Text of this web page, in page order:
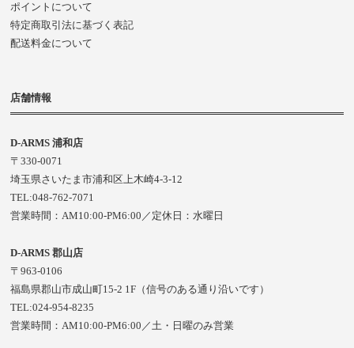
ポイントについて
特定商取引法に基づく表記
配送料金について
店舗情報
D-ARMS 浦和店
〒330-0071
埼玉県さいたま市浦和区上木崎4-3-12
TEL:048-762-7071
営業時間：AM10:00-PM6:00／定休日：水曜日
D-ARMS 郡山店
〒963-0106
福島県郡山市成山町15-2 1F（信号のある通り沿いです）
TEL:024-954-8235
営業時間：AM10:00-PM6:00／土・日曜のみ営業